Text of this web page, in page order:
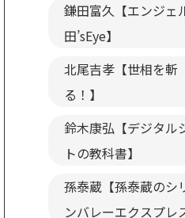
鎌田富久【エンジェ
田’sEye】
北尾吉孝【世相を斬
る！】
鈴木康弘【デジタル
トの教科書】
孫泰蔵【孫泰蔵のシ
ンバレーエクスプレ